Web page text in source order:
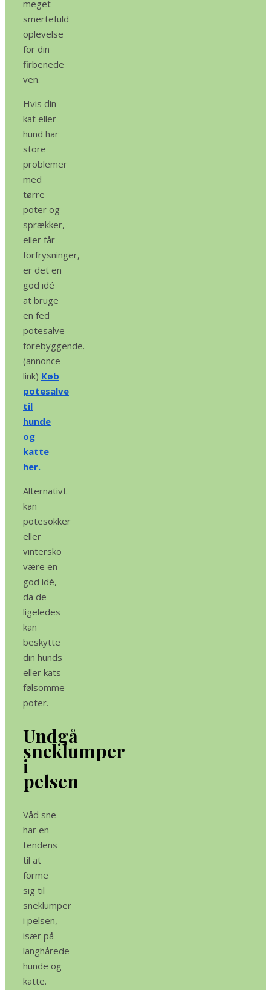
meget
smertefuld
oplevelse
for din
firbenede
ven.
Hvis din
kat eller
hund har
store
problemer
med
tørre
poter og
sprækker,
eller får
forfrysninger,
er det en
god idé
at bruge
en fed
potesalve
forebyggende.
(annonce-
link) Køb
potesalve
til
hunde
og
katte
her.
Alternativt
kan
potesokker
eller
vintersko
være en
god idé,
da de
ligeledes
kan
beskytte
din hunds
eller kats
følsomme
poter.
Undgå
sneklumper
i
pelsen
Våd sne
har en
tendens
til at
forme
sig til
sneklumper
i pelsen,
især på
langhårede
hunde og
katte.